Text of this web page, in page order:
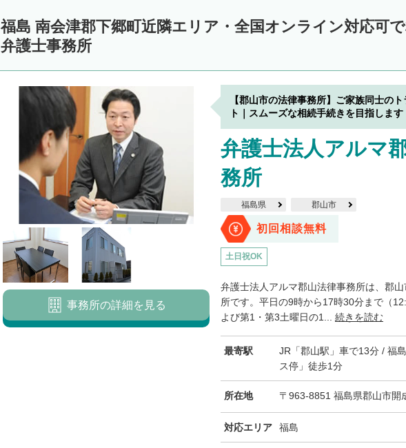
福島 南会津郡下郷町近隣エリア・全国オンライン対応可
弁護士事務所
【郡山市の法律事務所】ご家族同士の
ト｜スムーズな相続手続きを目指します
弁護士法人アルマ
務所
福島県 郡山市
初回相談無料
土日祝OK
弁護士法人アルマ郡山法律事務所は、郡
所です。平日の9時から17時30分まで（
よび第1・第3土曜日の1... 続きを読む
最寄駅
JR「郡山駅」車で13分 / 福
ス停」徒歩1分
所在地 〒963-8851 福島県郡山市開
対応エリア 福島
事務所の詳細を見る